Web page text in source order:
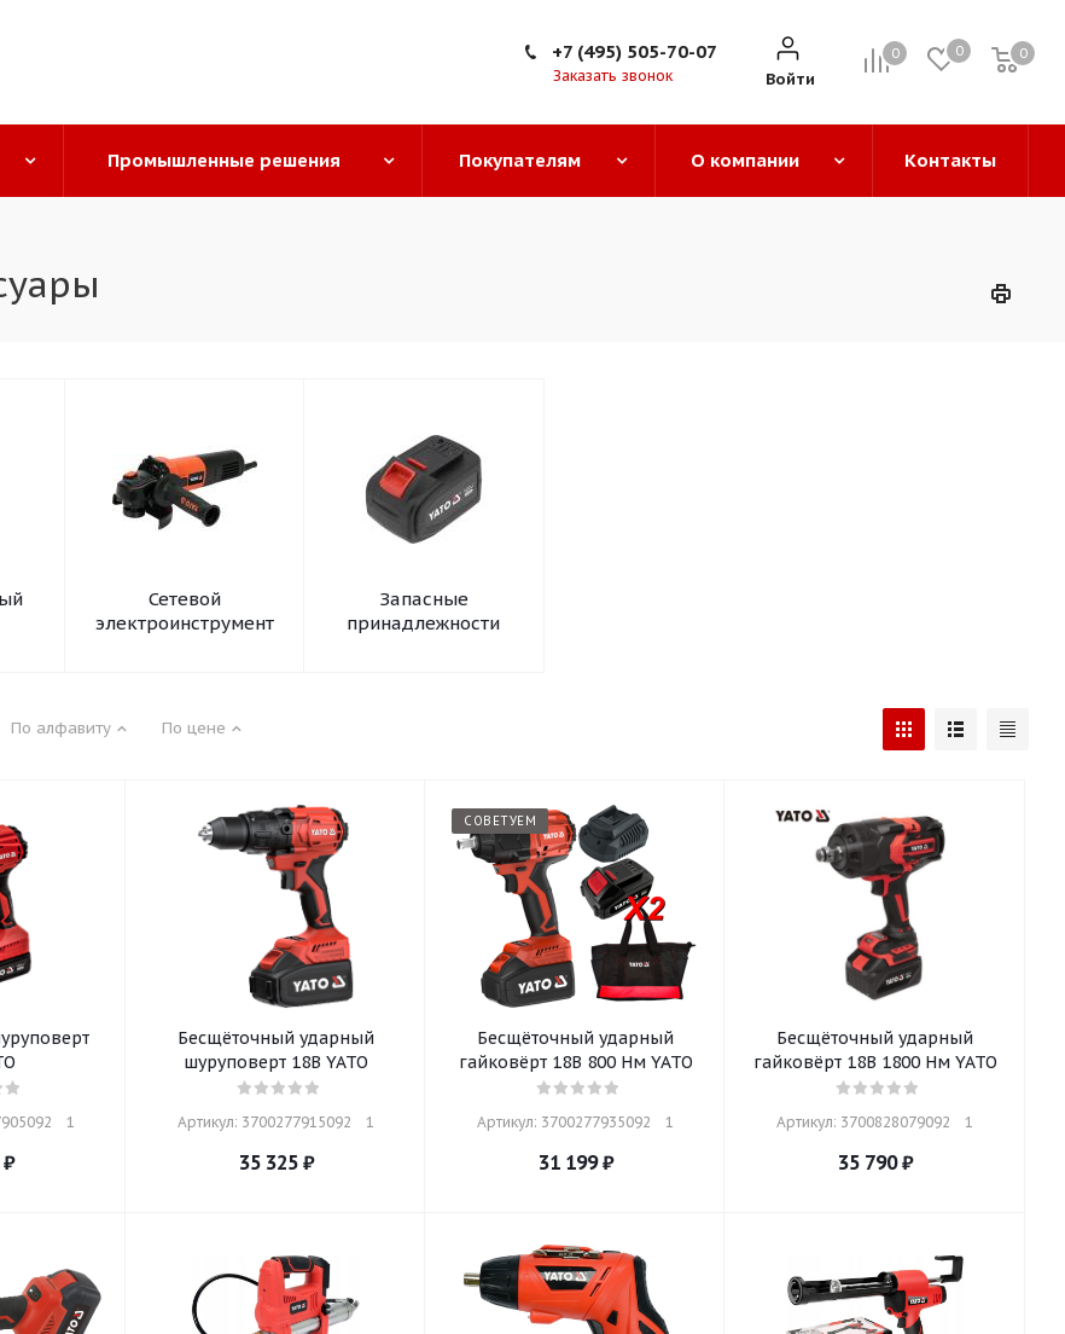
0 0 0
0
Войти
+7 (495) 505-70-07
Заказать звонок
Промышленные решения Покупателям О компании Контакты
Сетевой
электроинструмент
Запасные
принадлежности
По алфавиту По цене
1
Бесщёточный ударный
шуруповерт 18В YATO
Артикул: 3700277915092    1
35 325₽
СОВЕТУЕМ
Бесщёточный ударный
гайковёрт 18В 800 Нм YATO
Артикул: 3700277935092    1
31 199₽
Бесщёточный ударный
гайковёрт 18В 1800 Нм YATO
Артикул: 3700828079092    1
35 790₽